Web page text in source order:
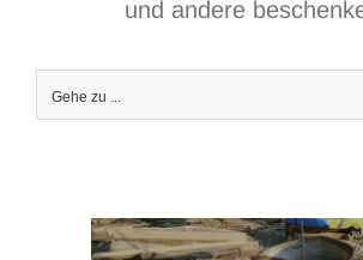
und andere
Gehe zu ...
View